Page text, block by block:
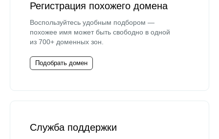
Регистрация похожего домена
Воспользуйтесь удобным подбором —
похожее имя может быть свободно в одной
из 700+ доменных зон.
Подобрать домен
Служба поддержки